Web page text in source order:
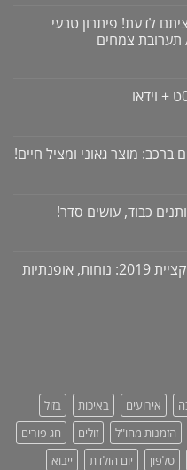
לדעת! פיתרון טבעי
/ תערובת צמחים
מוצר גאוני ומציל חיים!
כבוד, עושים סדר!
שמלות מקסי לנשים – קולקציית 2019: נוחות, אופנתיות
אירועים באיכות
בזול
הזמנות מחו"ל זולים
חג פורים
טלפון יום הולדת
ייבוא